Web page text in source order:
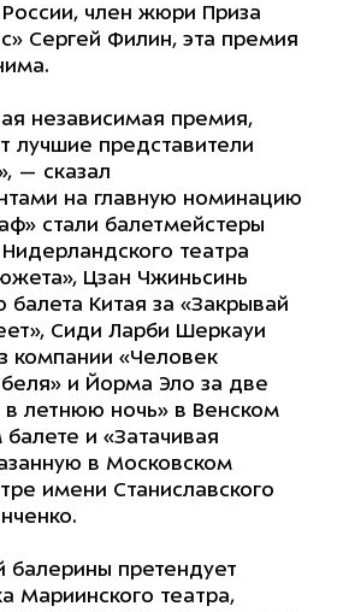
член жюри Приза
Сергей Филин, эта премия
независимая премия,
лучшие представители
— сказал
на главную номинацию
стали балетмейстеры
театра
Цзан Чжиньсинь
балета Китая за «Закрывай
Сиди Ларби Шеркауи
компании «Человек
и Йорма Эло за две
в летнюю ночь» в Венском
и «Затачивая
в Московском
имени Станиславского
балерины претендует
Мариинского театра,